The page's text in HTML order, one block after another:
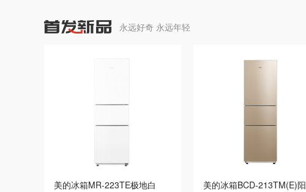
永远好奇 永远年轻
美的冰箱MR-223TE极地白